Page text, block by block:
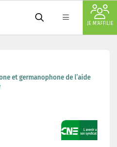
JE M'AFFILIE
et germanophone de l’aide